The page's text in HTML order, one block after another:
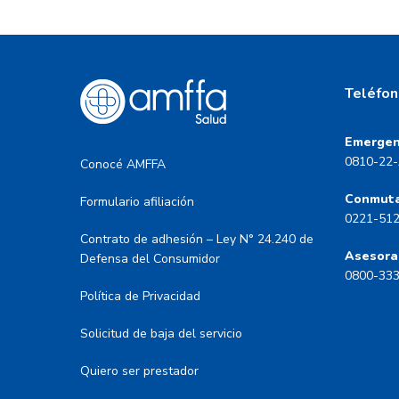
Conocé AMFFA
Formulario afiliación
Contrato de adhesión – Ley N° 24.240 de
Defensa del Consumidor
Política de Privacidad
Solicitud de baja del servicio
Quiero ser prestador
0810-22-
0221-
0800-